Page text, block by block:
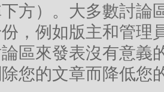
方）。大多數討論
，例如版主和管理
區來發表沒有意義
您的文章而降低您